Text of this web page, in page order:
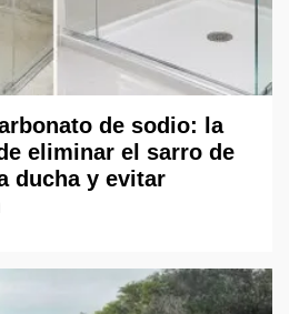
de sodio: la
eliminar el sarro de
ducha y evitar